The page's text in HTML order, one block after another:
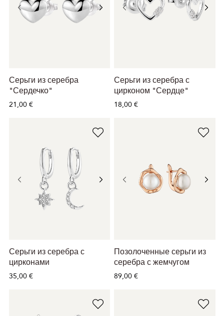
Серьги из серебра
"Сердечко"
21,00 €
Серьги из серебра с
цирконом "Сердце"
18,00 €
Серьги из серебра с
цирконами
35,00 €
Позолоченные серьги из
серебра с жемчугом
89,00 €